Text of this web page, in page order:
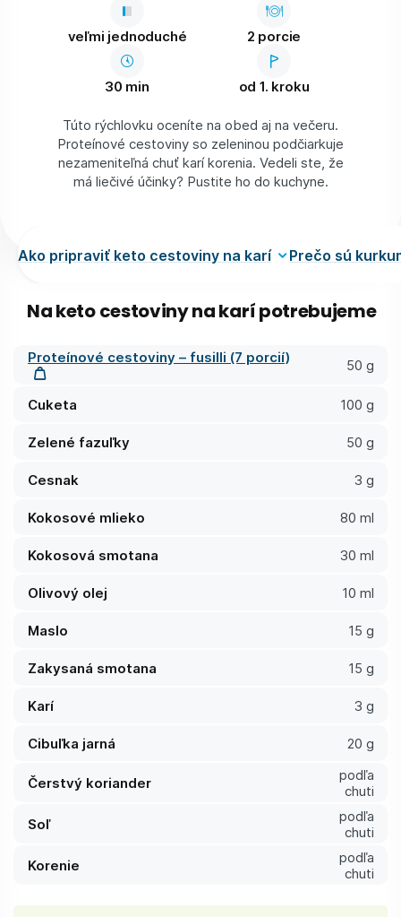
veľmi jednoduché 2 porcie
30 min od 1. kroku
Túto rýchlovku oceníte na obed aj na večeru.
Proteínové cestoviny so zeleninou podčiarkuje
nezameniteľná chuť karí korenia. Vedeli ste, že
má liečivé účinky? Pustite ho do kuchyne.
Ako pripraviť keto cestoviny na karí Prečo sú
Na keto cestoviny na karí potrebujeme
Proteínové cestoviny – fusilli (7 porcií) 50 g
Cuketa 100 g
Zelené fazuľky 50 g
Cesnak 3 g
Kokosové mlieko 80 ml
Kokosová smotana 30 ml
Olivový olej 10 ml
Maslo 15 g
Zakysaná smotana 15 g
Karí 3 g
Cibuľka jarná 20 g
Čerstvý koriander
podľa
chuti
Soľ
podľa
chuti
Korenie
podľa
chuti